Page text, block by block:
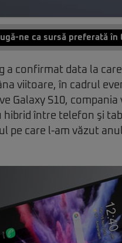
ne ca sursă preferată în
a confirmat data la
viitoare, în cadrul
Galaxy S10,
hibrid între telefon şi
pe care l-am văzut